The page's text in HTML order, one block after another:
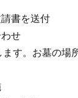
書を送付
せ
す。お墓の場